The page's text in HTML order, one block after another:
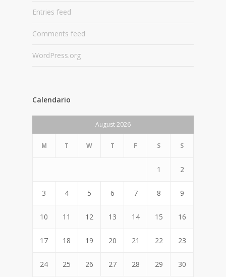
Entries feed
Comments feed
WordPress.org
Calendario
August 2026
M T W T F S S
1 2
3 4 5 6 7 8 9
10 11 12 13 14 15 16
17 18 19 20 21 22 23
24 25 26 27 28 29 30